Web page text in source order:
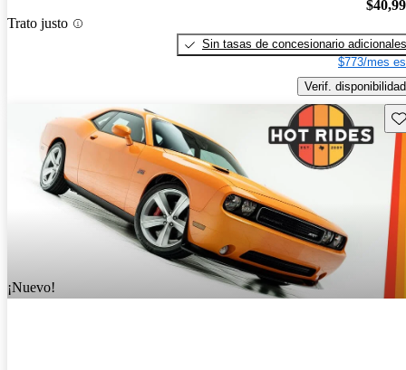
Trato justo
Sin tasas de concesionario adicionales
$773/mes
Verif. disponibilidad
¡Nuevo!